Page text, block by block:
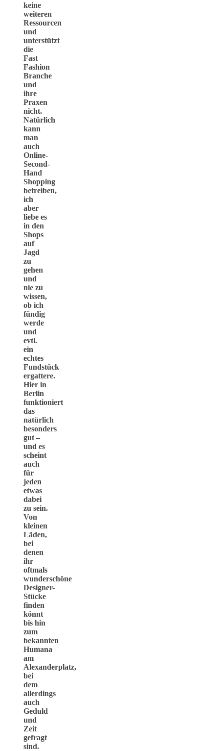
keine
weiteren
Ressourcen
und
unterstützt
die
Fast
Fashion
Branche
und
ihre
Praxen
nicht.
Natürlich
kann
man
auch
Online-
Second-
Hand
Shopping
betreiben,
ich
aber
liebe es
in den
Shops
auf
Jagd
zu
gehen
und
nie zu
wissen,
ob ich
fündig
werde
und
evtl.
ein
echtes
Fundstück
ergattere.
Hier in
Berlin
funktioniert
das
natürlich
besonders
gut –
und es
scheint
auch
für
jeden
etwas
dabei
zu sein.
Von
kleinen
Läden,
bei
denen
ihr
oftmals
wunderschöne
Designer-
Stücke
finden
könnt
bis hin
zum
bekannten
Humana
am
Alexanderplatz,
bei
dem
allerdings
auch
Geduld
und
Zeit
gefragt
sind.